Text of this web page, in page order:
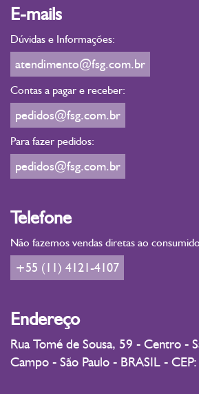
E-mails
Dúvidas e Informações:
atendimento@fsg.com.br
Contas a pagar e receber:
pedidos@fsg.com.br
Para fazer pedidos:
pedidos@fsg.com.br
Telefone
Não fazemos vendas diretas ao
+55 (11) 4121-4107
Endereço
Rua Tomé de Sousa, 59 - Centro -
Campo - São Paulo - BRASIL -